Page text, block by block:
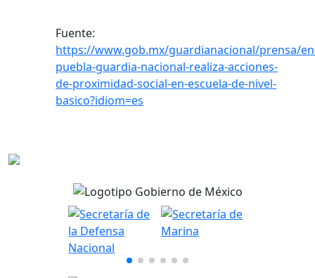
Fuente:
https://www.gob.mx/guardianacional/prensa/
puebla-guardia-nacional-realiza-acciones-
de-proximidad-social-en-escuela-de-nivel-
basico?idiom=es